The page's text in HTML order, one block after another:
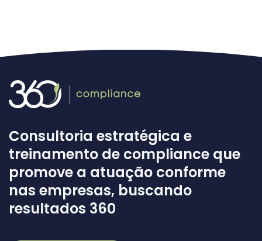
Consultoria estratégica e
treinamento de compliance que
promove a atuação conforme
nas empresas, buscando
resultados 360